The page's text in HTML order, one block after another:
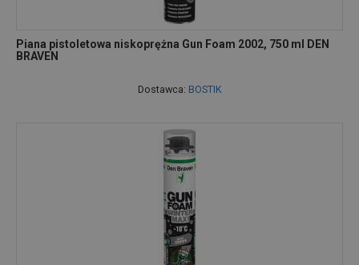
Piana pistoletowa niskoprężna Gun Foam 2002, 750 ml DEN
BRAVEN
Dostawca: BOSTIK